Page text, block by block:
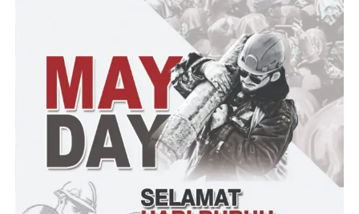
dari sinergitas yang baik antara BPD dan Pemerintah Desa.
Harmonisasi antara pemerintah desa da BPD harus terjaga, tidak
patut bila pemerintah desa dan BPD tidak harmonis. Asrori
mengibaratkan keluarga akan harmonis bila kedua pasangan
suami istri akur rukun, untuk itu mari kita ucapkan terima kasih
kepada pemerintah baik pusat maupun daerah dan pemerintah
desa yang telah memberikan program prona yang sangat
membantu masyarakat,” Mari Lanjutkan ! program-program
pembangunan lainnya bersama,” pungkas Ustd Munawir.
Pembagian sertifikat berjalan dengan tertib, aman dan lancar